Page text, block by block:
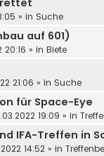
» in Suche
auf 601)
20:16 » in Biete
21:06 » in Suche
für Space-Eye
19:09 » in
IFA-Treffen in
14:52 » in